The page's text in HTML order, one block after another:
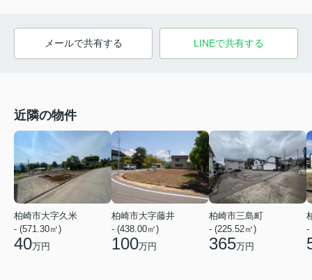
メールで共有する LINEで共有する
近隣の物件
柏崎市大字久米
- (571.30㎡)
40万円
柏崎市大字藤井
- (438.00㎡)
100万円
柏崎市三島町
- (225.52㎡)
365万円
-